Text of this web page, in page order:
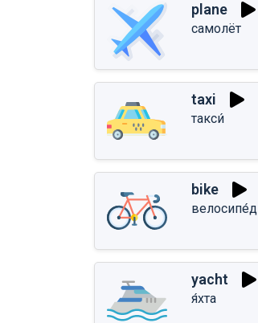
plane
самолёт
taxi
такси́
bike
велосипе́д
yacht
я́хта